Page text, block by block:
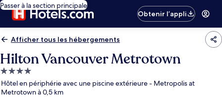
Passer à la section principale
Obtenir l’appli
Afficher tous les hébergements
Hilton Vancouver Metrotown
Hébergement
4.0 étoiles
Hôtel en périphérie avec une piscine extérieure - Metropolis at
Metrotown à 0,5 km